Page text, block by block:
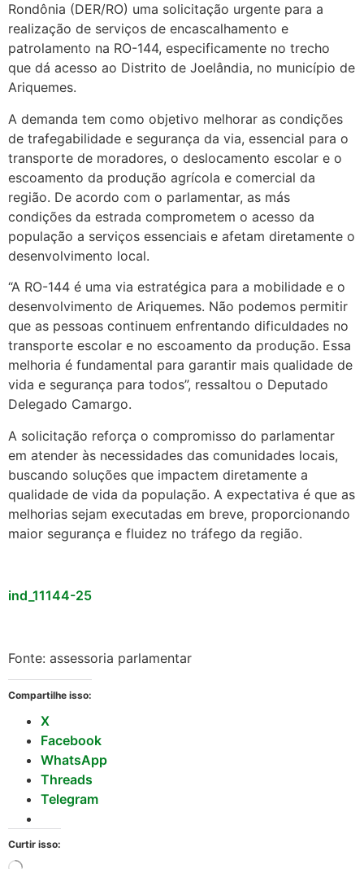
Rondônia (DER/RO) uma solicitação urgente para a
realização de serviços de encascalhamento e
patrolamento na RO-144, especificamente no trecho
que dá acesso ao Distrito de Joelândia, no município de
Ariquemes.
A demanda tem como objetivo melhorar as condições
de trafegabilidade e segurança da via, essencial para o
transporte de moradores, o deslocamento escolar e o
escoamento da produção agrícola e comercial da
região. De acordo com o parlamentar, as más
condições da estrada comprometem o acesso da
população a serviços essenciais e afetam diretamente o
desenvolvimento local.
“A RO-144 é uma via estratégica para a mobilidade e o
desenvolvimento de Ariquemes. Não podemos permitir
que as pessoas continuem enfrentando dificuldades no
transporte escolar e no escoamento da produção. Essa
melhoria é fundamental para garantir mais qualidade de
vida e segurança para todos”, ressaltou o Deputado
Delegado Camargo.
A solicitação reforça o compromisso do parlamentar
em atender às necessidades das comunidades locais,
buscando soluções que impactem diretamente a
qualidade de vida da população. A expectativa é que as
melhorias sejam executadas em breve, proporcionando
maior segurança e fluidez no tráfego da região.
ind_11144-25
Fonte: assessoria parlamentar
Compartilhe isso:
X
Facebook
WhatsApp
Threads
Telegram
Curtir isso: